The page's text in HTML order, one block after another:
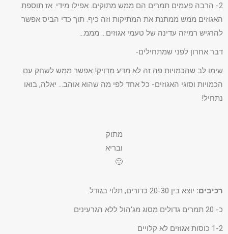
2- הרבה פעמים תמרים הם ממש מתוקים. אפילו מידי. אז תוספת
האגוזים ממש ממתנת את המתיקות וזה כיף. תוך כדי הביס אפשר
להרגיש רמיזה עדינה של טעמי אגוזים… מממ…
דבר אחרון לפני שמתחילים-
שימו לב שהכמויות פה זה לא מדע מדויק! אפשר ממש לשחק עם
הכמויות וסוגי האגוזים- כל אחד לפי מה שהוא אוהב… יאלה, בואו
נתחיל!
מתוק
ובריא
🙂
רכיבים: יוצא בין 20-30 כדורים, תלוי בגודל.
כ- 20 תמרים גדולים מסוג מג'הול ללא הגרעינים
1-2 כוסות אגוזים לא קלויים